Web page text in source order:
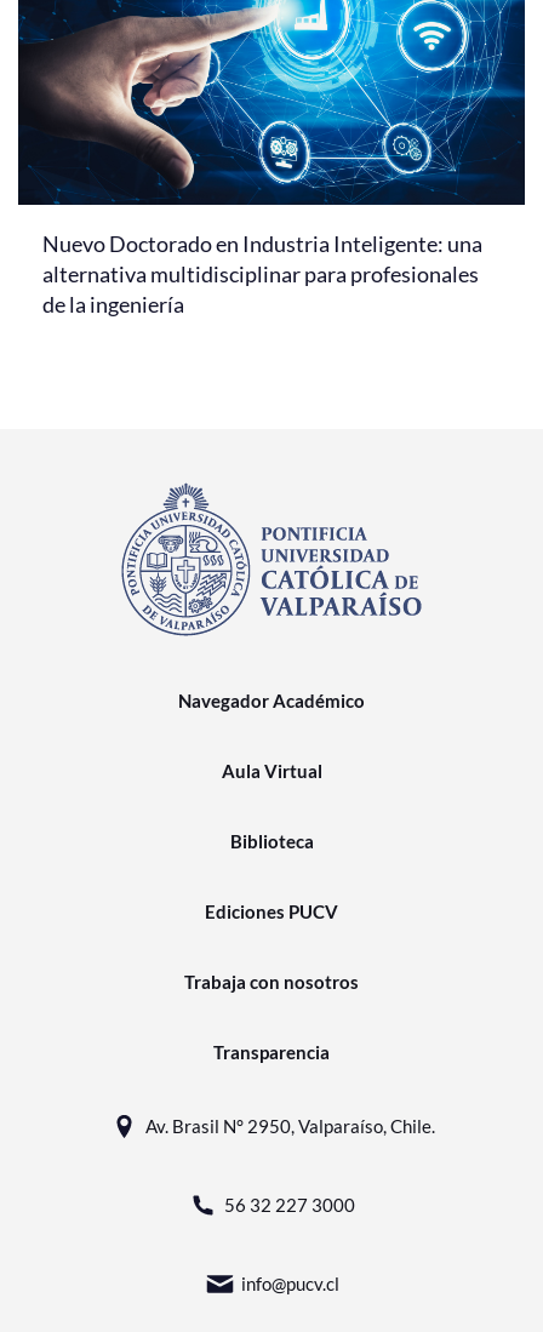
Nuevo Doctorado en Industria Inteligente: una
alternativa multidisciplinar para profesionales
de la ingeniería
Navegador Académico
Aula Virtual
Biblioteca
Ediciones PUCV
Trabaja con nosotros
Transparencia
Av. Brasil N° 2950, Valparaíso, Chile.
56 32 227 3000
info@pucv.cl